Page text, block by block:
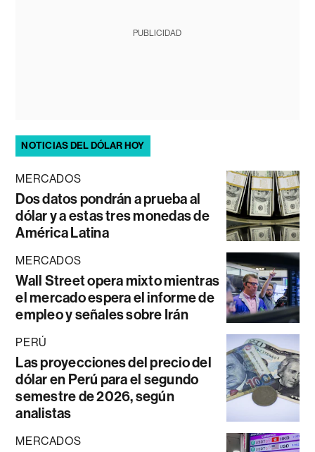
PUBLICIDAD
NOTICIAS DEL DÓLAR HOY
MERCADOS
Dos datos pondrán a prueba al
dólar y a estas tres monedas de
América Latina
MERCADOS
Wall Street opera mixto mientras
el mercado espera el informe de
empleo y señales sobre Irán
PERÚ
Las proyecciones del precio del
dólar en Perú para el segundo
semestre de 2026, según
analistas
MERCADOS